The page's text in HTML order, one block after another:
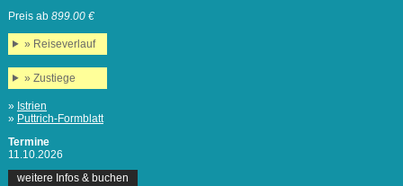
Preis ab 899.00 €
» Reiseverlauf
» Zustiege
» Istrien
» Puttrich-Formblatt
Termine
11.10.2026
weitere Infos & buchen